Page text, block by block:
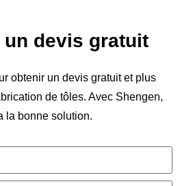
un devis gratuit
obtenir un devis gratuit et plus
de tôles. Avec Shengen,
la bonne solution.